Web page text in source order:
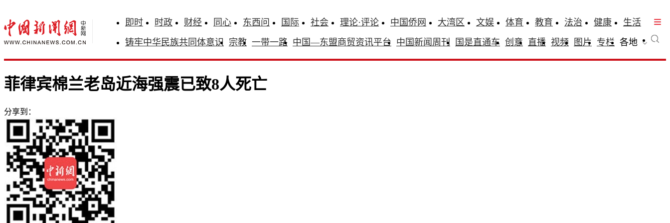
即时 时政 财经 同心 东西问 国际 社会 理论·评论 中国侨网 大湾区 文娱 体育 教育 法治 健康
生活
铸牢中华民族共同体意识 宗教 一带一路 中国—东盟商贸资讯平台 中国新闻周刊 国是直通车 创意 直播 视频 图片 专栏 各地
菲律宾棉兰老岛近海强震已致8人死亡
分享到：